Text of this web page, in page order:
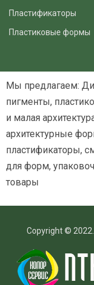
Пластификаторы
Пластиковые формы
Мы предлагаем:
пигменты,
и малая
архитектурные
пластификаторы,
для форм,
товары
Copyright ©